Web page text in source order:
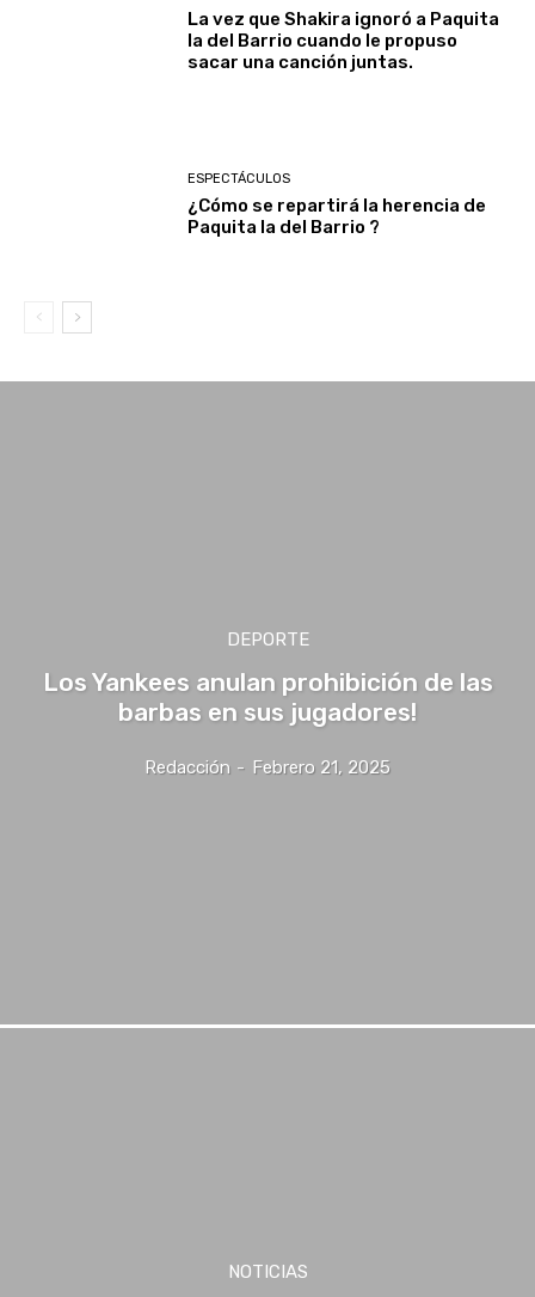
La vez que Shakira ignoró a Paquita
la del Barrio cuando le propuso
sacar una canción juntas.
ESPECTÁCULOS
¿Cómo se repartirá la herencia de
Paquita la del Barrio ?
DEPORTE
Los Yankees anulan prohibición de las
barbas en sus jugadores!
Redacción - Febrero 21, 2025
NOTICIAS